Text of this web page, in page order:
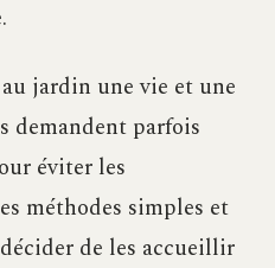
jardin une vie et une
demandent parfois
éviter les
méthodes simples et
de les accueillir